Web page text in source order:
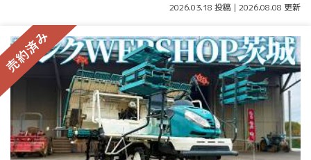
2026.03.18 投稿 | 2026.08.08 更新